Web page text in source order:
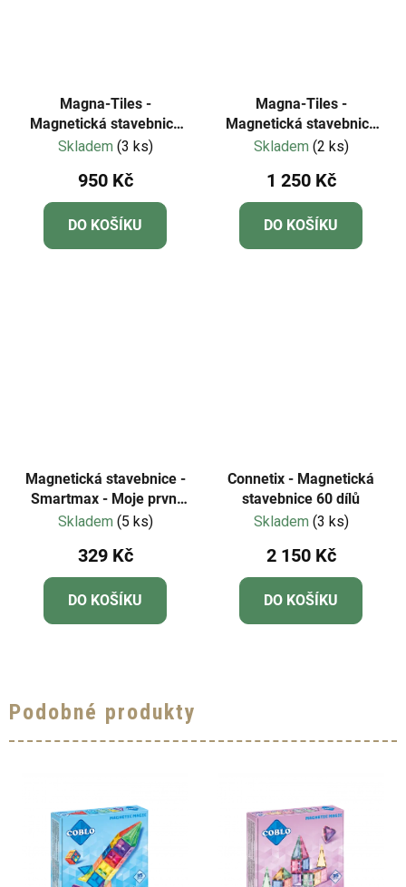
Magna-Tiles -
Magnetická stavebnice
Police Patrol 20 dílů
Skladem (3 ks)
950 Kč
DO KOŠÍKU
Magna-Tiles -
Magnetická stavebnice
Rail Racers 33 dílů
Skladem (2 ks)
1 250 Kč
DO KOŠÍKU
Magnetická stavebnice -
Smartmax - Moje první
letadlo
Skladem (5 ks)
329 Kč
DO KOŠÍKU
Connetix - Magnetická
stavebnice 60 dílů
Skladem (3 ks)
2 150 Kč
DO KOŠÍKU
Podobné produkty